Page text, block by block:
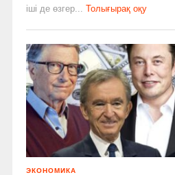
іші де өзгер...
Толығырақ оқу
ЭКОНОМИКА